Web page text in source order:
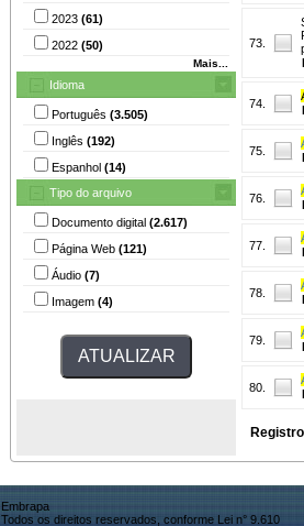
2023 (61)
2022 (50)
Mais...
Idioma
Português (3.505)
Inglês (192)
Espanhol (14)
Tipo do arquivo
Documento digital (2.617)
Página Web (121)
Áudio (7)
Imagem (4)
73.
74.
75.
76.
77.
78.
79.
80.
Embrapa
Todos os direitos reservados, conforme Lei n° 9.610